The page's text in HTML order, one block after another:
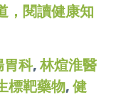
，閱讀健康知
胃科,林煊淮醫
標靶藥物, 健